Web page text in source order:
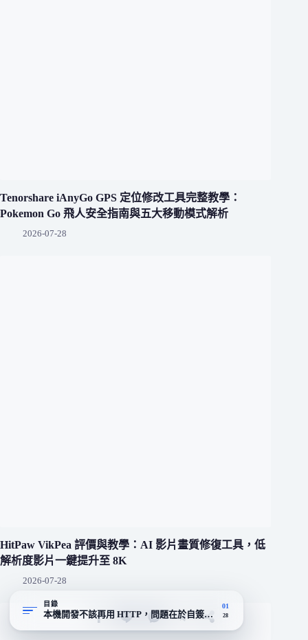
Tenorshare iAnyGo GPS 定位修改工具完整教學：
Pokemon Go 飛人安全指南與五大移動模式解析
2026-07-28
HitPaw VikPea 評價與教學：AI 影片畫質修復工具，低
解析度影片一鍵提升至 8K
2026-07-28
目錄
本機開發不該再用 HTTP，問題在於自簽憑證太難搞
01
28